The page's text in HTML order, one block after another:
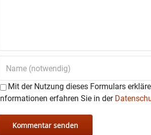
Mit der Nutzung dieses Formulars
Informationen erfahren Sie in der